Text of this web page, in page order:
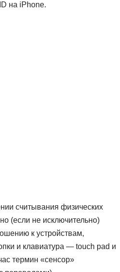
на iPhone.
считывания физических
(если не исключительно)
к устройствам,
и клавиатура — touch pad и
термин «сенсор»